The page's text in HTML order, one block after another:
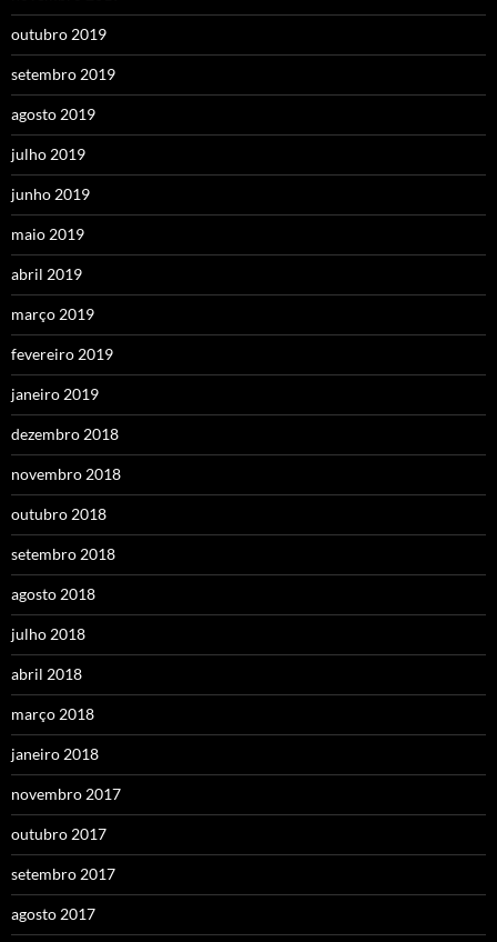
outubro 2019
setembro 2019
agosto 2019
julho 2019
junho 2019
maio 2019
abril 2019
março 2019
fevereiro 2019
janeiro 2019
dezembro 2018
novembro 2018
outubro 2018
setembro 2018
agosto 2018
julho 2018
abril 2018
março 2018
janeiro 2018
novembro 2017
outubro 2017
setembro 2017
agosto 2017